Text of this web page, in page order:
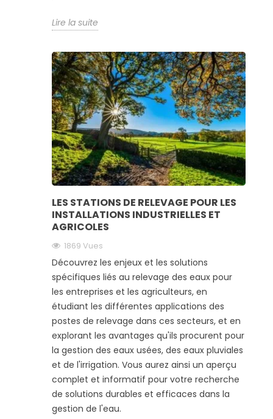
Lire la suite
LES STATIONS DE RELEVAGE POUR LES
INSTALLATIONS INDUSTRIELLES ET
AGRICOLES
1869 Vues
Découvrez les enjeux et les solutions
spécifiques liés au relevage des eaux pour
les entreprises et les agriculteurs, en
étudiant les différentes applications des
postes de relevage dans ces secteurs, et en
explorant les avantages qu'ils procurent pour
la gestion des eaux usées, des eaux pluviales
et de l'irrigation. Vous aurez ainsi un aperçu
complet et informatif pour votre recherche
de solutions durables et efficaces dans la
gestion de l'eau.